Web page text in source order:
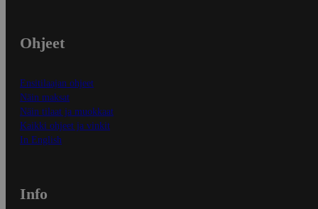
Ohjeet
Ensitilaajan ohjeet
Näin maksat
Näin tilaat ja muokkaat
Kaikki ohjeet ja vinkit
In English
Info